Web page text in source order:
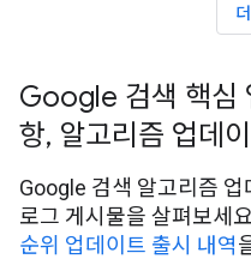
Google 검색 핵심
항, 알고리즘 업데
Google 검색 알고리즘
로그 게시물을 살펴보세
순위 업데이트 출시 내역